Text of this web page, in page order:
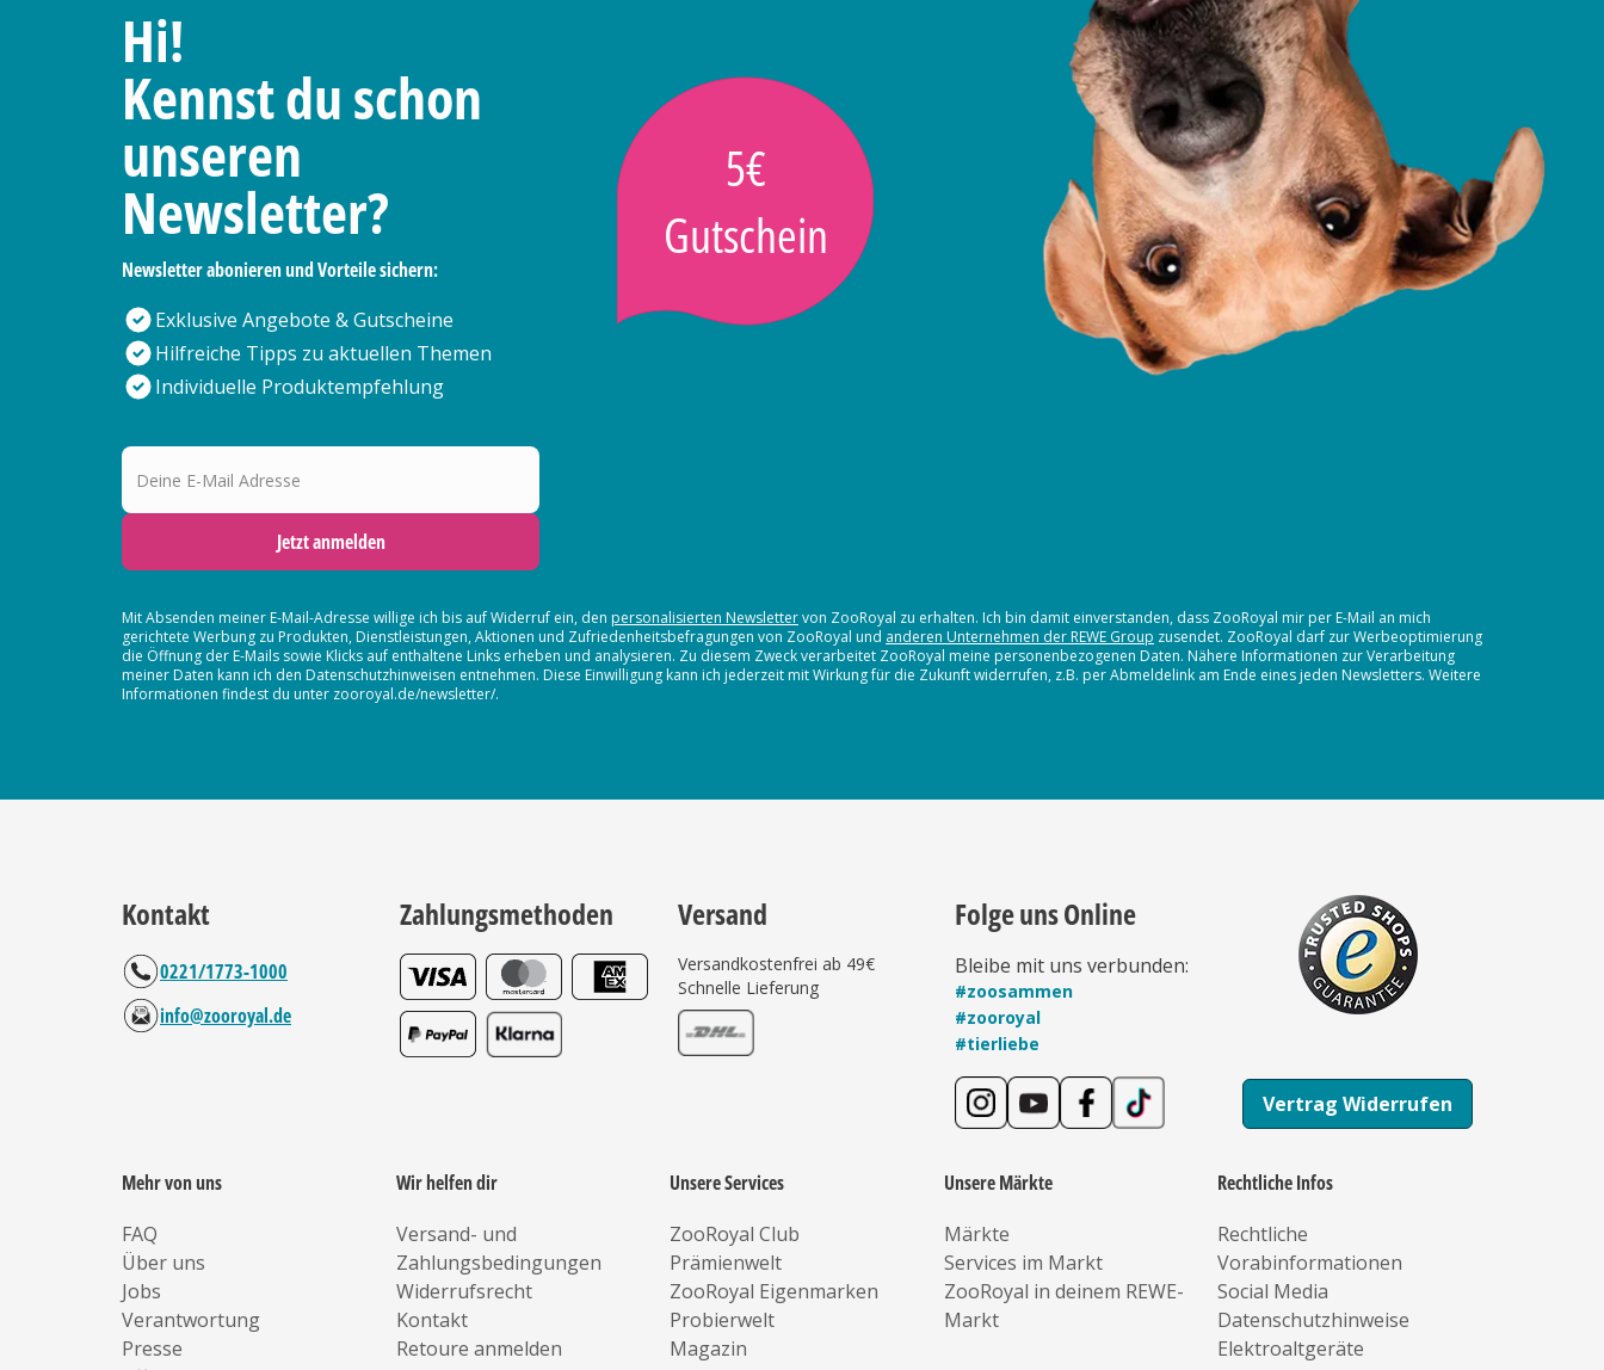
Hi!
Kennst du schon
unseren
Newsletter?
Newsletter abonieren und Vorteile sichern:
Exklusive Angebote & Gutscheine
Hilfreiche Tipps zu aktuellen Themen
Individuelle Produktempfehlung
5€
Gutschein
Deine E-Mail Adresse
Jetzt anmelden
Mit Absenden meiner E-Mail-Adresse willige ich bis auf Widerruf ein, den personalisierten Newslettervon ZooRoyal zu erhalten. Ich bin damit einverstanden, dass ZooRoyal mir per E-Mail an mich
gerichtete Werbung zu Produkten, Dienstleistungen, Aktionen und Zufriedenheitsbefragungen von ZooRoyal und anderen Unternehmen der REWE Group zusendet. ZooRoyal darf zur Werbeoptimierung
die Öffnung der E-Mails sowie Klicks auf enthaltene Links erheben und analysieren. Zu diesem Zweck verarbeitet ZooRoyal meine personenbezogenen Daten. Nähere Informationen zur Verarbeitung
meiner Daten kann ich den Datenschutzhinweisen entnehmen. Diese Einwilligung kann ich jederzeit mit Wirkung für die Zukunft widerrufen, z.B. per Abmeldelink am Ende eines jeden Newsletters. Weitere
Informationen findest du unter zooroyal.de/newsletter/.
Kontakt
0221/1773-1000
info@zooroyal.de
Zahlungsmethoden Versand
Versandkostenfrei ab 49€
Schnelle Lieferung
Folge uns Online
Bleibe mit uns verbunden:
#zoosammen
#zooroyal
#tierliebe
Vertrag Widerrufen
Mehr von uns
FAQ
Über uns
Jobs
Verantwortung
Presse
Wir helfen dir
Versand- und
Zahlungsbedingungen
Widerrufsrecht
Kontakt
Retoure anmelden
Unsere Services
ZooRoyal Club
Prämienwelt
ZooRoyal Eigenmarken
Probierwelt
Magazin
Unsere Märkte
Märkte
Services im Markt
ZooRoyal in deinem REWE-
Markt
Rechtliche Infos
Rechtliche
Vorabinformationen
Social Media
Datenschutzhinweise
Elektroaltgeräte